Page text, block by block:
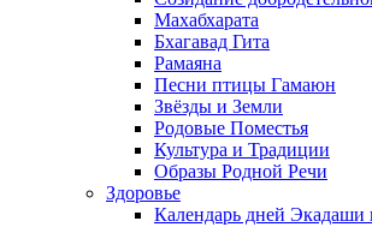
Махабхарата
Бхагавад Гита
Рамаяна
Песни птицы Гамаюн
Звёзды и Земли
Родовые Поместья
Культура и Традиции
Образы Родной Речи
Здоровье
Календарь дней Экадаши